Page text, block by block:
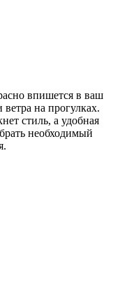
впишется в ваш
на прогулках.
стиль, а удобная
необходимый